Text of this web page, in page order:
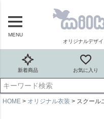
MENU
オリジナルデザ
新着商品 お気に入り
HOME オリジナル衣装 スクール